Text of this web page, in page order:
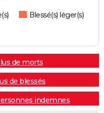
Blessé(s) léger(s)
de morts
de blessés
indemnes